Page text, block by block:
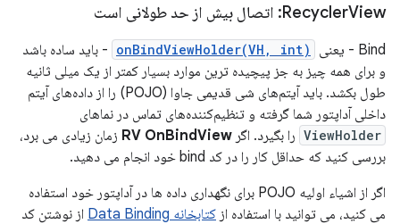
RecyclerView: اتصال بیش از حد طولانی است
Bind - یعنی onBindViewHolder(VH, int) - باید ساده باشد
و برای همه چیز به جز پیچیده ترین موارد بسیار کمتر از یک میلی ثانیه
طول بکشد. باید آیتم‌های شی قدیمی جاوا (POJO) را از داده‌های آیتم
داخلی آداپتور شما گرفته و تنظیم‌کننده‌های تماس در نماهای
ViewHolder را بگیرد. اگر RV OnBindView زمان زیادی می برد،
بررسی کنید که حداقل کار را در کد bind خود انجام می دهید.
اگر از اشیاء اولیه POJO برای نگهداری داده ها در آداپتور خود استفاده
می کنید، می توانید با استفاده از کتابخانه Data Binding
از نوشتن کد